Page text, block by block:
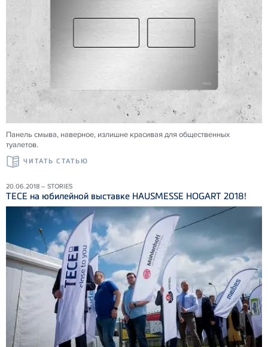
Панель смыва, наверное, излишне красивая для общественных
туалетов.
ЧИТАТЬ СТАТЬЮ
20.06.2018 – STORIES
ТЕСЕ на юбилейной выставке HAUSMESSE HOGART 2018!